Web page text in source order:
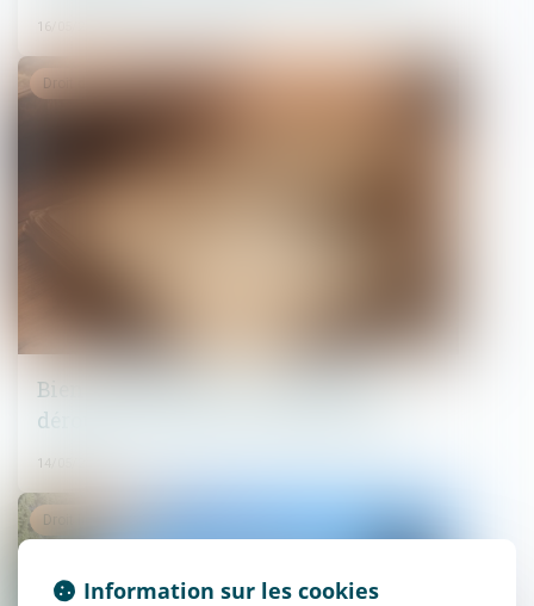
16/05/2025
Bien grevé d’usufruit : comment se
déroule l’attribution préférentielle ?
14/05/2025
Droit de la famille, des personnes et de leur patrimoine
Droit immobilier
Information sur les cookies